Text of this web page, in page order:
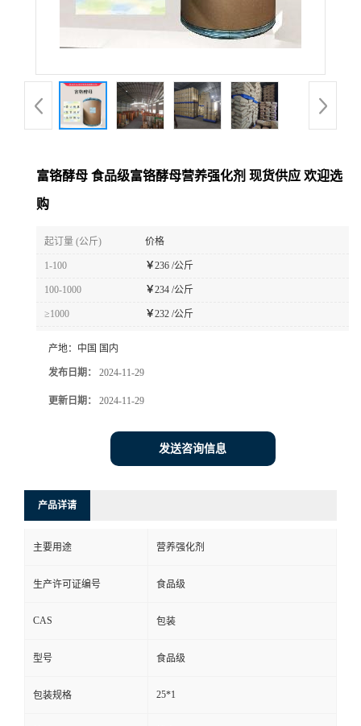
富铬酵母 食品级富铬酵母营养强化剂 现货供应 欢迎选
购
起订量 (公斤) 价格
1-100 ￥236 /公斤
100-1000 ￥234 /公斤
≥1000 ￥232 /公斤
产地： 中国 国内
发布日期： 2024-11-29
更新日期： 2024-11-29
发送咨询信息
产品详请
主要用途 营养强化剂
生产许可证编号 食品级
CAS 包装
型号 食品级
包装规格 25*1